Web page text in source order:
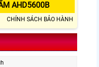
AHD5600B
CHÍNH SÁCH BẢO HÀNH